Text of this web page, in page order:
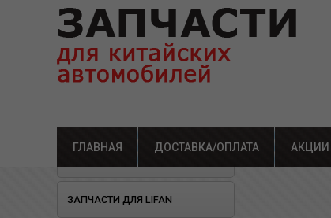
ГЛАВНАЯ ДОСТАВКА/ОПЛАТА АКЦИИ
Главная Каталог
ЗАПЧАСТИ ДЛЯ LIFAN